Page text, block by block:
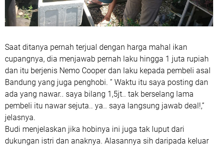
Saat ditanya pernah terjual dengan harga mahal ikan
cupangnya, dia menjawab pernah laku hingga 1 juta rupiah
dan itu berjenis Nemo Cooper dan laku kepada pembeli asal
Bandung yang juga penghobi. ” Waktu itu saya posting dan
ada yang nawar.. saya bilang 1,5jt.. tak berselang lama
pembeli itu nawar sejuta.. ya.. saya langsung jawab deal!,”
jelasnya.
Budi menjelaskan jika hobinya ini juga tak luput dari
dukungan istri dan anaknya. Alasannya sih daripada keluar